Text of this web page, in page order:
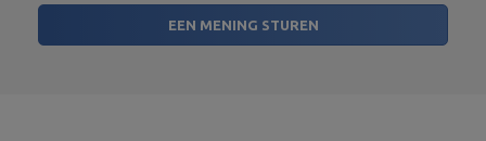
EEN MENING STUREN